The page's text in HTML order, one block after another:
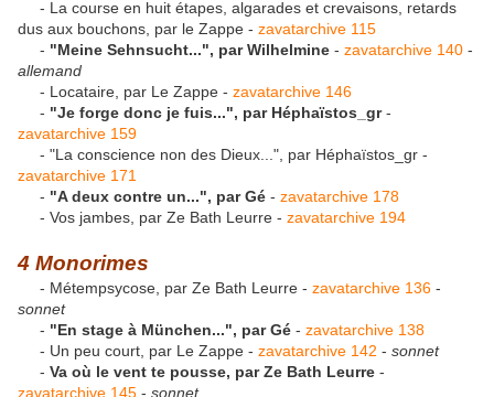
- La course en huit étapes, algarades et crevaisons, retards
dus aux bouchons, par le Zappe - zavatarchive 115
- "Meine Sehnsucht...", par Wilhelmine - zavatarchive 140 -
allemand
- Locataire, par Le Zappe - zavatarchive 146
- "Je forge donc je fuis...", par Héphaïstos_gr-
zavatarchive 159
- "La conscience non des Dieux...", par Héphaïstos_gr -
zavatarchive 171
- "A deux contre un...", par Gé - zavatarchive 178
- Vos jambes, par Ze Bath Leurre - zavatarchive 194
4 Monorimes
- Métempsycose, par Ze Bath Leurre - zavatarchive 136 -
sonnet
- "En stage à München...", par Gé - zavatarchive 138
- Un peu court, par Le Zappe - zavatarchive 142 - sonnet
- Va où le vent te pousse, par Ze Bath Leurre -
zavatarchive 145 - sonnet